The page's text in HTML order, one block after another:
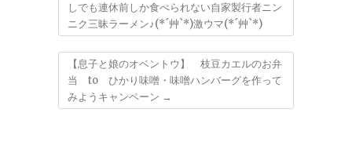
しでも連休前しか食べられない自家製行者ニン
ニク三昧ラーメン♪(*´艸`*)激ウマ(*´艸`*)
【息子と娘のオベントウ】 枝豆カエルのお弁
当 to ひかり味噌・味噌ハンバーグを作って
みようキャンペーン →